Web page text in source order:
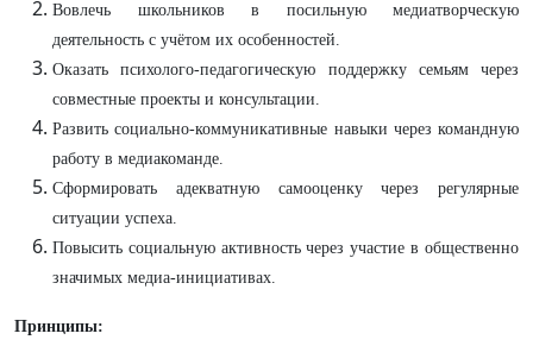
Вовлечь школьников в посильную медиатворческую
деятельность с учётом их особенностей.
Оказать психолого-педагогическую поддержку семьям через
совместные проекты и консультации.
Развить социально-коммуникативные навыки через командную
работу в медиакоманде.
Сформировать адекватную самооценку через регулярные
ситуации успеха.
Повысить социальную активность через участие в общественно
значимых медиа-инициативах.
Принципы: